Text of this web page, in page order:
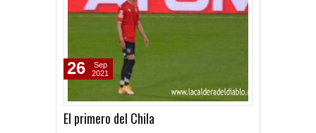
El primero del Chila
26
Sep
2021